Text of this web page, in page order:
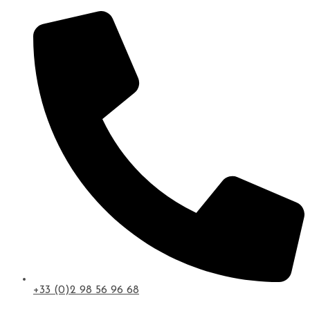
+33 (0)2 98 56 96 68